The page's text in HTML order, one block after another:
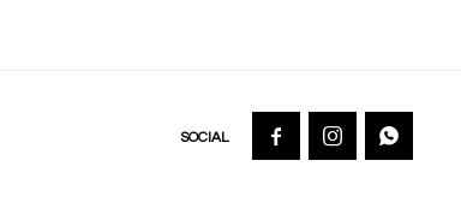
  